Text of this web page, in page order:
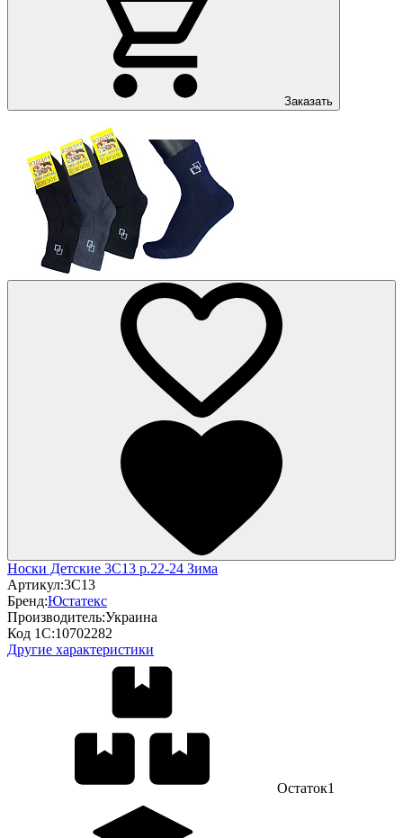
Заказать
Носки Детские 3С13 р.22-24 Зима
Артикул:3С13
Бренд:Юстатекс
Производитель:Украина
Код 1С:10702282
Другие характеристики
Остаток1